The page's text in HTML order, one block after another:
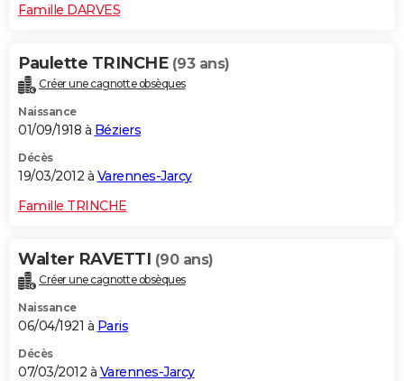
Famille DARVES
Paulette TRINCHE (93 ans)
Créer une cagnotte obsèques
Naissance
01/09/1918 à Béziers
Décès
19/03/2012 à Varennes-Jarcy
Famille TRINCHE
Walter RAVETTI (90 ans)
Créer une cagnotte obsèques
Naissance
06/04/1921 à Paris
Décès
07/03/2012 à Varennes-Jarcy